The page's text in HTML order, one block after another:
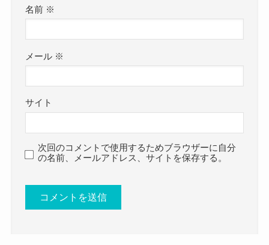
ユリアペレシルドさんは
有名な狙撃兵とソビエト連邦の英雄リュドミラ・
パブリチェンコを演じたことで有名になったそう
です。
ユリアペレシルドの学歴と経歴は
名前 ※
メール ※
サイト
次回のコメントで使用するためブラウザーに自分
の名前、メールアドレス、サイトを保存する。